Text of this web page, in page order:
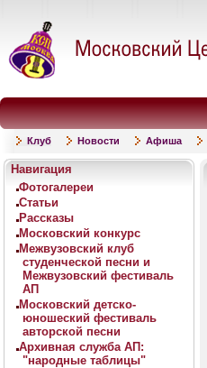
Клуб Новости Афиша
Навигация
Фотогалереи
Статьи
Рассказы
Московский конкурс
Межвузовский клуб
студенческой песни и
Межвузовский фестиваль
АП
Московский детско-
юношеский фестиваль
авторской песни
Архивная служба АП:
"народные таблицы"